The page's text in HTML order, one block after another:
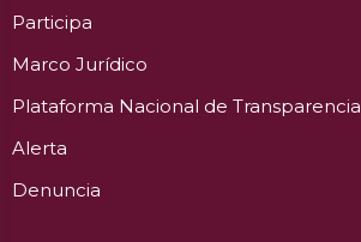
Participa
Marco Jurídico
Plataforma Nacional de Transparencia
Alerta
Denuncia